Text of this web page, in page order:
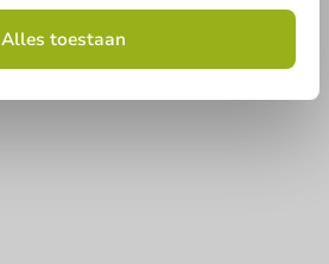
Alles toestaan